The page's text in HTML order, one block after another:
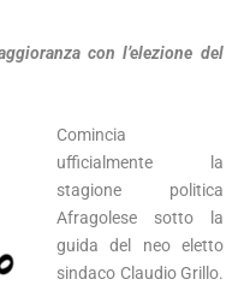
con l’elezione del
Comincia
ufficialmente la
stagione politica
Afragolese sotto la
guida del neo eletto
sindaco Claudio Grillo.